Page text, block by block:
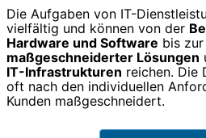
Die Aufgaben von IT-
vielfältig und können von der
Hardware und Software bis zur
maßgeschneiderter Lösungen
IT-Infrastrukturen reichen. Die
oft nach den individuellen
Kunden maßgeschneidert.